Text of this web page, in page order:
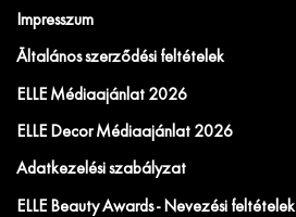
Impresszum
Általános szerződési feltételek
ELLE Médiaajánlat 2026
ELLE Decor Médiaajánlat 2026
Adatkezelési szabályzat
ELLE Beauty Awards - Nevezési feltételek